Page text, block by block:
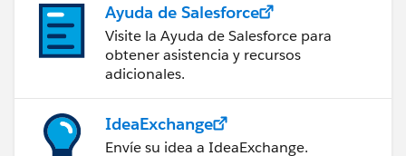
Ayuda de Salesforce
Visite la Ayuda de Salesforce para
obtener asistencia y recursos
adicionales.
IdeaExchange
Envíe su idea a IdeaExchange.